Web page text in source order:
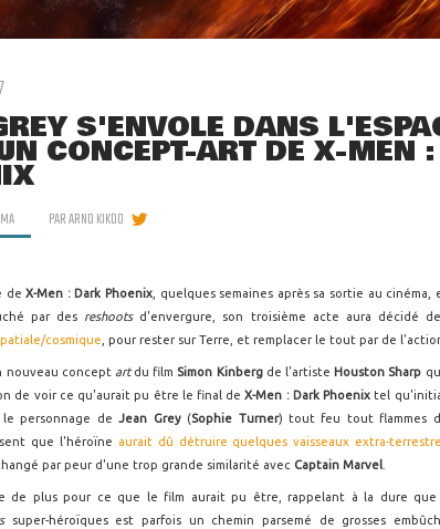
S'ENVOLE DANS
CONCEPT-ART DE X-MEN
PARARNO KIKOO
deX-Men : Dark Phoenix , quelques semaines après sa sortie au cinéma,
par des reshoots d'envergure, son troisième acte aura décidé de
cosmique , pour rester sur Terre, et remplacer le tout par de
nouveau concept artdu film Simon Kinberg de l'artiste Houston Sharp
de voir ce qu'aurait pu être le final deX-Men : Dark Phoenixtel
personnage deJean Grey (Sophie Turner) tout feu tout flammes
que l'héroïne aurait dû détruire quelques vaisseaux extra-
par peur d'une trop grande similarité avec Captain Marvel
de plus pour ce que le film aurait pu être, rappelant à la dure
super-héroïques est parfois un chemin parsemé de grosses